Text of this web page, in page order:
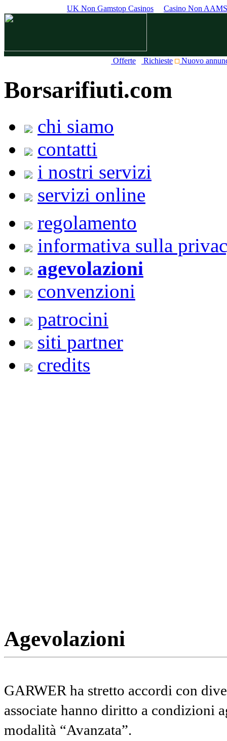
UK Non Gamstop Casinos Casino Non AAMS
Offerte Richieste Nuovo
Borsarifiuti.com
chi siamo
contatti
i nostri servizi
servizi online
regolamento
informativa sulla
agevolazioni
convenzioni
patrocini
siti partner
credits
Agevolazioni
GARWER ha stretto accordi con
associate hanno diritto a condizioni
modalità “Avanzata”.